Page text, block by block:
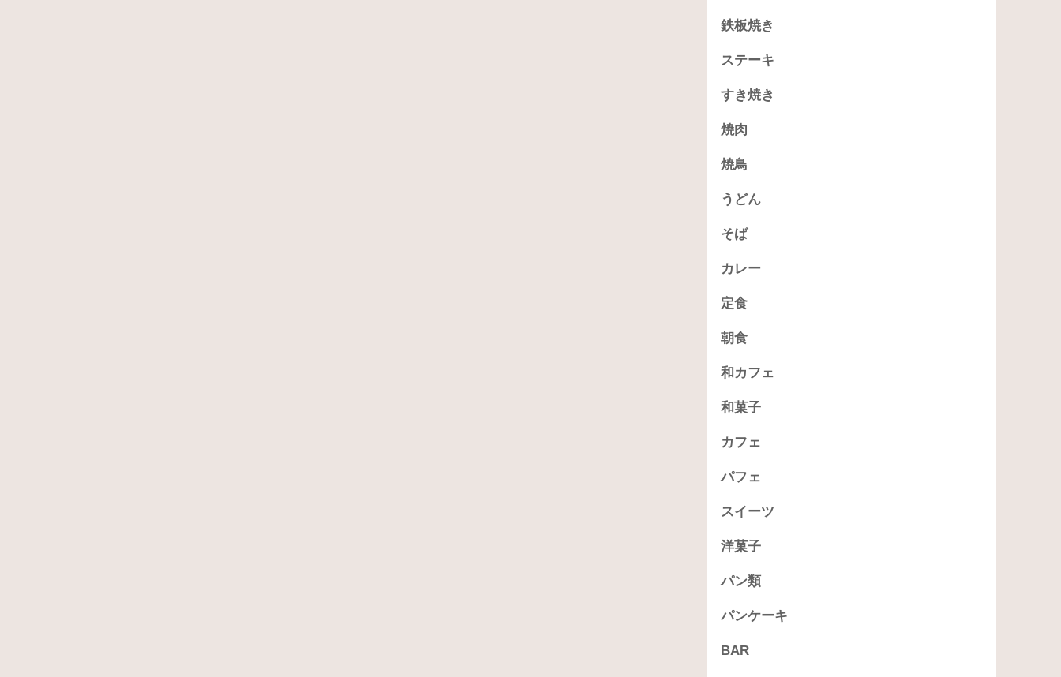
鉄板焼き
ステーキ
すき焼き
焼肉
焼鳥
うどん
そば
カレー
定食
朝食
和カフェ
和菓子
カフェ
パフェ
スイーツ
洋菓子
パン類
パンケーキ
BAR